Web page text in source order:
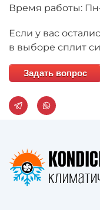
Время работы:
Если у вас
в выборе сплит
Задать вопрос